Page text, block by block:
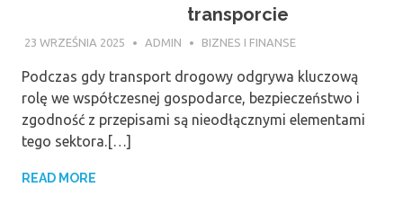
transporcie
23 WRZEŚNIA 2025 ADMIN BIZNES I FINANSE
Podczas gdy transport drogowy odgrywa kluczową
rolę we współczesnej gospodarce, bezpieczeństwo i
zgodność z przepisami są nieodłącznymi elementami
tego sektora.[…]
READ MORE